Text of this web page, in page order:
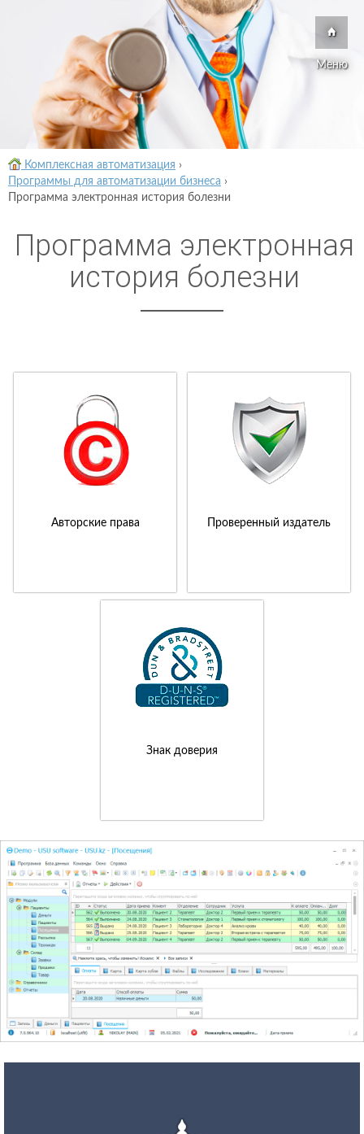
Меню
Комплексная автоматизация ›
Программы для автоматизации бизнеса ›
Программа электронная история болезни
Программа электронная
история болезни
Авторские права Проверенный издатель
Знак доверия